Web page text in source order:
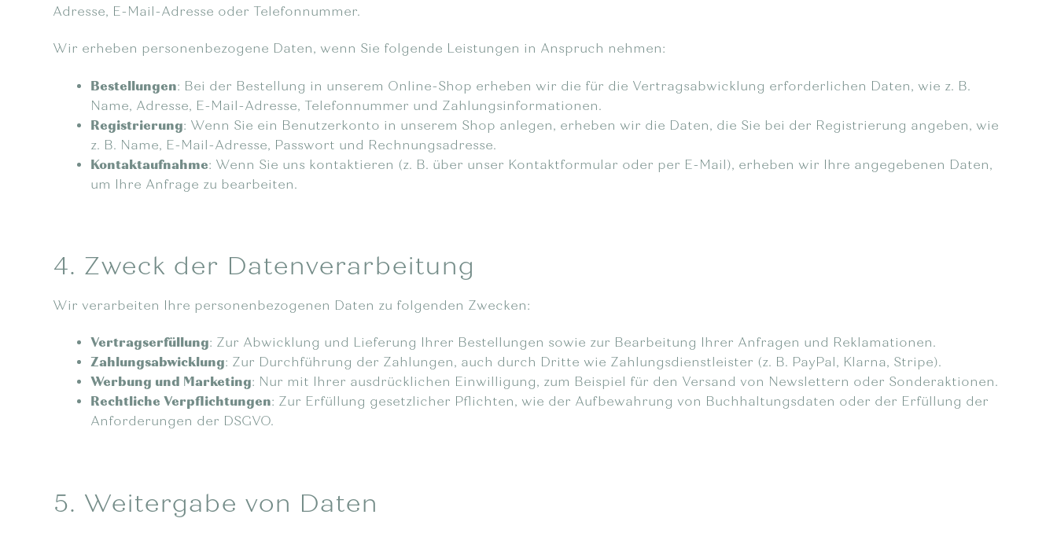
Adresse, E-Mail-Adresse oder Telefonnummer.
Wir erheben personenbezogene Daten, wenn Sie folgende Leistungen in Anspruch nehmen:
Bestellungen: Bei der Bestellung in unserem Online-Shop erheben wir die für die Vertragsabwicklung erforderlichen Daten, wie z. B.
Name, Adresse, E-Mail-Adresse, Telefonnummer und Zahlungsinformationen.
Registrierung: Wenn Sie ein Benutzerkonto in unserem Shop anlegen, erheben wir die Daten, die Sie bei der Registrierung angeben, wie
z. B. Name, E-Mail-Adresse, Passwort und Rechnungsadresse.
Kontaktaufnahme: Wenn Sie uns kontaktieren (z. B. über unser Kontaktformular oder per E-Mail), erheben wir Ihre angegebenen Daten,
um Ihre Anfrage zu bearbeiten.
4. Zweck der Datenverarbeitung
Wir verarbeiten Ihre personenbezogenen Daten zu folgenden Zwecken:
Vertragserfüllung: Zur Abwicklung und Lieferung Ihrer Bestellungen sowie zur Bearbeitung Ihrer Anfragen und Reklamationen.
Zahlungsabwicklung: Zur Durchführung der Zahlungen, auch durch Dritte wie Zahlungsdienstleister (z. B. PayPal, Klarna, Stripe).
Werbung und Marketing: Nur mit Ihrer ausdrücklichen Einwilligung, zum Beispiel für den Versand von Newslettern oder Sonderaktionen.
Rechtliche Verpflichtungen: Zur Erfüllung gesetzlicher Pflichten, wie der Aufbewahrung von Buchhaltungsdaten oder der Erfüllung der
Anforderungen der DSGVO.
5. Weitergabe von Daten